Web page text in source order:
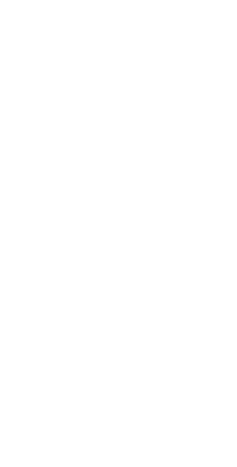
ンや信販会社のオートロ
一方で審査基準が厳し
や現在の収入状況、勤続
らないケースは決して珍
に落ちたからといって、
はまだ早いです。実は、
らない方々のために設計
」とも呼べるローンが存
中古車販売店などが独自
ーン」です。
ための具体的な方法と、